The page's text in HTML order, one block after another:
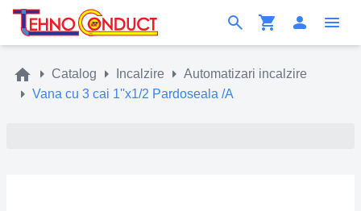
Catalog Incalzire
Automatizari incalzire
Vana cu 3 cai 1''x1/2 Pardoseala /A